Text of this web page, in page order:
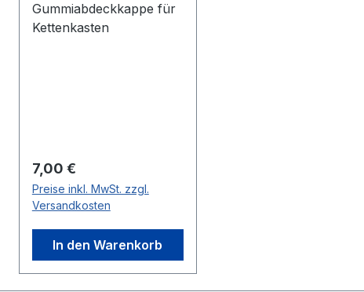
Gummiabdeckkappe für
Kettenkasten
Regulärer Preis:
7,00 €
Preise inkl. MwSt. zzgl.
Versandkosten
In den Warenkorb